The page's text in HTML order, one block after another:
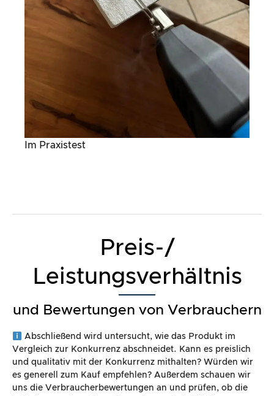
Im Praxistest
Preis-/
Leistungsverhältnis
und Bewertungen von Verbrauchern
Abschließend wird untersucht, wie das Produkt im
Vergleich zur Konkurrenz abschneidet. Kann es preislich
und qualitativ mit der Konkurrenz mithalten? Würden wir
es generell zum Kauf empfehlen? Außerdem schauen wir
uns die Verbraucherbewertungen an und prüfen, ob die